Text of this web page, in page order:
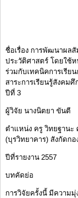
ชื่อเรื่อง การพัฒนาผลสั
ประวัติศาสตร์ โดยใช้
ร่วมกับเทคนิคการเรีย
สาระการเรียนรู้สังคม
ปีที่ 3
ผู้วิจัย นางนิตยา ขันตี
ตำแหน่ง ครู วิทยฐานะ
(บุรวิทยาคาร) สังกัดก
ปีที่รายงาน 2557
บทคัดย่อ
การวิจัยครั้งนี้ มีความ